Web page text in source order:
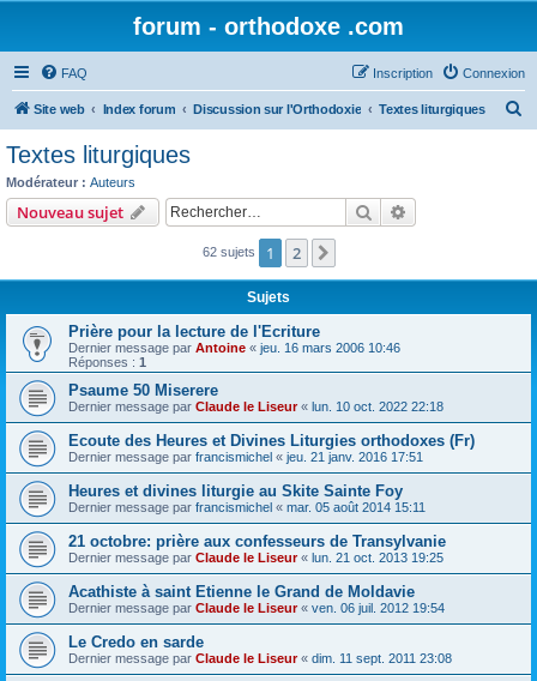
forum - orthodoxe .com
FAQ Connexion
Inscription
Site web Index forum Discussion sur l'Orthodoxie Textes liturgiques
c
Textes liturgiques
Modérateur : Auteurs
Nouveau sujet Rechercher
62 sujets 1 2
Sujets
Prière pour la lecture de l'Ecriture
Dernier message par Antoine « jeu. 16 mars 2006 10:46
Réponses : 1
Psaume 50 Miserere
Dernier message par Claude le Liseur« lun. 10 oct. 2022 22:18
Ecoute des Heures et Divines Liturgies orthodoxes (Fr)
Dernier message par francismichel « jeu. 21 janv. 2016 17:51
Heures et divines liturgie au Skite Sainte Foy
Dernier message par francismichel « mar. 05 août 2014 15:11
21 octobre: prière aux confesseurs de Transylvanie
Dernier message par Claude le Liseur« lun. 21 oct. 2013 19:25
Acathiste à saint Etienne le Grand de Moldavie
Dernier message par Claude le Liseur« ven. 06 juil. 2012 19:54
Le Credo en sarde
Dernier message par Claude le Liseur« dim. 11 sept. 2011 23:08